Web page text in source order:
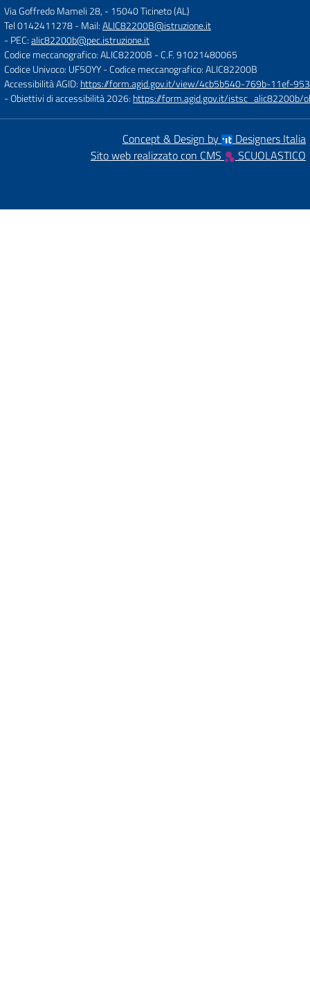
Via Goffredo Mameli 28, -15040 Ticineto (AL)
Tel 0142411278- Mail:ALIC82200B@istruzione.it
- PEC:alic82200b@pec.istruzione.it
Codice meccanografico: ALIC82200B - C.F. 91021480065
Codice Univoco: UF5OYY- Codice meccanografico: ALIC82200B
Accessibilità AGID: https://form.agid.gov.it/view/4cb5b540-769b-11ef-
- Obiettivi di accessibilità 2026: https://form.agid.gov.it/
Concept & Design by
Designers Italia
Sito web realizzato con CMS
SCUOLASTICO